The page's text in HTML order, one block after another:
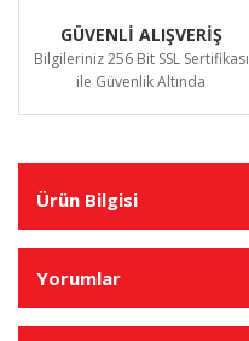
GÜVENLİ ALIŞVERİŞ
Bilgileriniz 256 Bit SSL Sertifikası
ile Güvenlik Altında
Ürün Bilgisi
Yorumlar